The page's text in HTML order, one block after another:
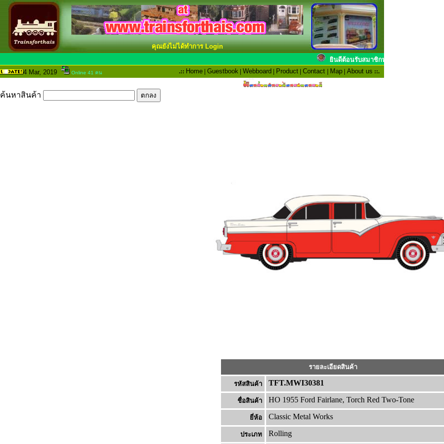
คุณยังไม่ได้ทำการ Login
ยินดีต้อนรับสมาชิกทุกๆท่
4 Mar, 2019 Online 41 คน .:: Home | Guestbook | Webboard | Product | Contact | Map | About us ::.
ค้นหาสินค้า
รายละเอียดสินค้า
รหัสสินค้า TFT.MWI30381
ชื่อสินค้า HO 1955 Ford Fairlane, Torch Red Two-Tone
ยี่ห้อ Classic Metal Works
ประเภท Rolling